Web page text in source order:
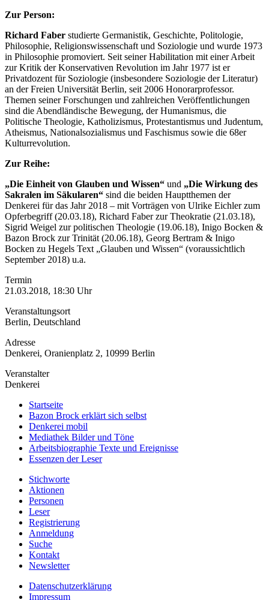
Zur Person:
Richard Faber studierte Germanistik, Geschichte, Politologie,
Philosophie, Religionswissenschaft und Soziologie und wurde 1973
in Philosophie promoviert. Seit seiner Habilitation mit einer Arbeit
zur Kritik der Konservativen Revolution im Jahr 1977 ist er
Privatdozent für Soziologie (insbesondere Soziologie der Literatur)
an der Freien Universität Berlin, seit 2006 Honorarprofessor.
Themen seiner Forschungen und zahlreichen Veröffentlichungen
sind die Abendländische Bewegung, der Humanismus, die
Politische Theologie, Katholizismus, Protestantismus und Judentum,
Atheismus, Nationalsozialismus und Faschismus sowie die 68er
Kulturrevolution.
Zur Reihe:
„Die Einheit von Glauben und Wissen“ und „Die Wirkung des
Sakralen im Säkularen“ sind die beiden Hauptthemen der
Denkerei für das Jahr 2018 – mit Vorträgen von Ulrike Eichler zum
Opferbegriff (20.03.18), Richard Faber zur Theokratie (21.03.18),
Sigrid Weigel zur politischen Theologie (19.06.18), Inigo Bocken &
Bazon Brock zur Trinität (20.06.18), Georg Bertram & Inigo
Bocken zu Hegels Text „Glauben und Wissen“ (voraussichtlich
September 2018) u.a.
Termin
21.03.2018, 18:30 Uhr
Veranstaltungsort
Berlin, Deutschland
Adresse
Denkerei, Oranienplatz 2, 10999 Berlin
Veranstalter
Denkerei
Startseite
Bazon Brock erklärt sich selbst
Denkerei mobil
Mediathek Bilder und Töne
Arbeitsbiographie Texte und Ereignisse
Essenzen der Leser
Stichworte
Aktionen
Personen
Leser
Registrierung
Anmeldung
Suche
Kontakt
Newsletter
Datenschutzerklärung
Impressum